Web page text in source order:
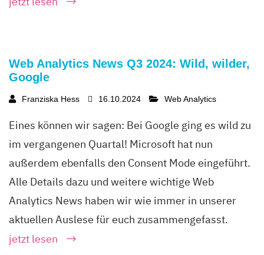
Web Analytics News Q3 2024: Wild, wilder,
Google
Franziska Hess 16.10.2024 Web Analytics
Eines können wir sagen: Bei Google ging es wild zu
im vergangenen Quartal! Microsoft hat nun
außerdem ebenfalls den Consent Mode eingeführt.
Alle Details dazu und weitere wichtige Web
Analytics News haben wir wie immer in unserer
aktuellen Auslese für euch zusammengefasst.
jetzt lesen